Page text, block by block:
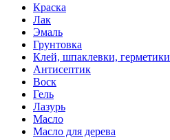
Краска
Лак
Эмаль
Грунтовка
Клей, шпаклевки, герметики
Антисептик
Воск
Гель
Лазурь
Масло
Масло для дерева